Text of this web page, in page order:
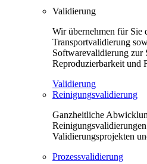
Validierung
Wir übernehmen für Sie
Transportvalidierung
Softwarevalidierung zur
Reproduzierbarkeit und
Validierung
Reinigungsvalidierung
Ganzheitliche
Validierungsprojekten
Prozessvalidierung